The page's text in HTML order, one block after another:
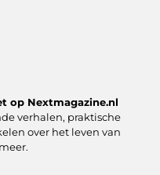
op Nextmagazine.nl
verhalen, praktische
over het leven van